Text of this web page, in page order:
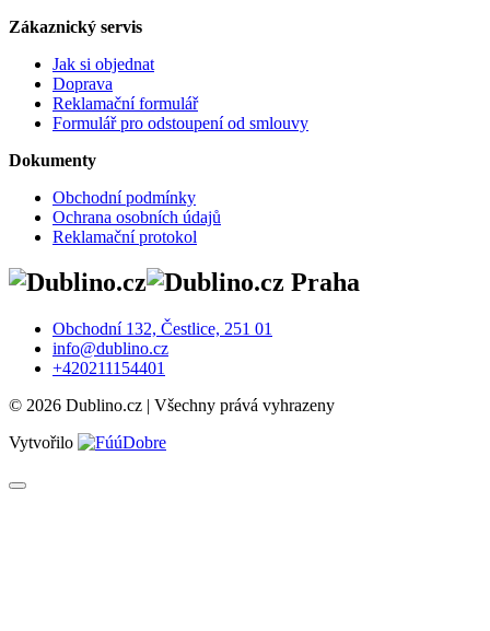
Zákaznický servis
Jak si objednat
Doprava
Reklamační formulář
Formulář pro odstoupení od smlouvy
Dokumenty
Obchodní podmínky
Ochrana osobních údajů
Reklamační protokol
Praha
Obchodní 132, Čestlice, 251 01
info@dublino.cz
+420211154401
© 2026 Dublino.cz | Všechny prává vyhrazeny
Vytvořilo